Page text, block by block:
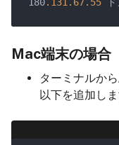
Mac端末の場合
ターミナルか
以下を追加しま